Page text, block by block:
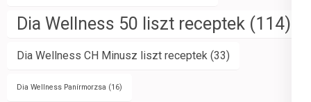
Dia Wellness 50 liszt receptek (114)
Dia Wellness CH Minusz liszt receptek (33)
Dia Wellness Panírmorzsa (16)